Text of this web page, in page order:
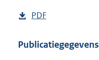
D
w
PDF
s
Publicatiegegevens